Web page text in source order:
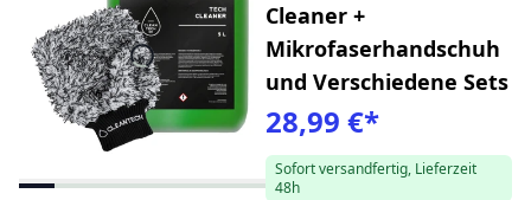
Cleaner +
Mikrofaserhandschuh
und Verschiedene Sets
28,99 €*
Sofort versandfertig, Lieferzeit
48h